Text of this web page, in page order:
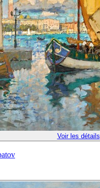
Voir les détails